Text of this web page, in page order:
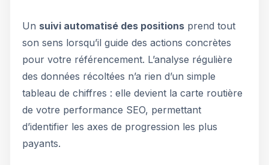
Un suivi automatisé des positions prend tout
son sens lorsqu’il guide des actions concrètes
pour votre référencement. L’analyse régulière
des données récoltées n’a rien d’un simple
tableau de chiffres : elle devient la carte routière
de votre performance SEO, permettant
d’identifier les axes de progression les plus
payants.